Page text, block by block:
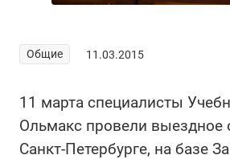
Общие 11.03.2015
11 марта специалисты
Ольмакс провели выездное
Санкт-Петербурге, на базе